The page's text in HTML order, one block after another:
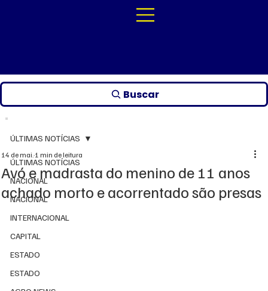
Buscar
ÚLTIMAS NOTÍCIAS
NACIONAL
NACIONAL
INTERNACIONAL
CAPITAL
ESTADO
ESTADO
ÚLTIMAS NOTÍCIAS
Avó e madrasta do menino de 11 anos
achado morto e acorrentado são presas
14 de mai.1 min de leitura